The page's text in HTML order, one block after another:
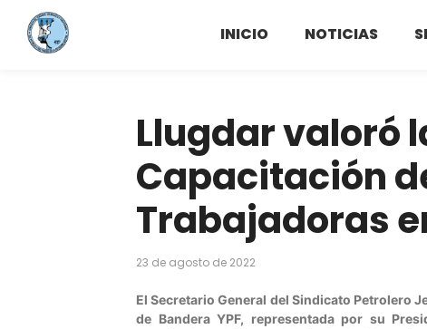
INICIO NOTICIAS
Llugdar valoró
Capacitación
Trabajadoras
23 de agosto de 2022
El Secretario General del Sindicato Petrolero
de Bandera YPF, representada por su